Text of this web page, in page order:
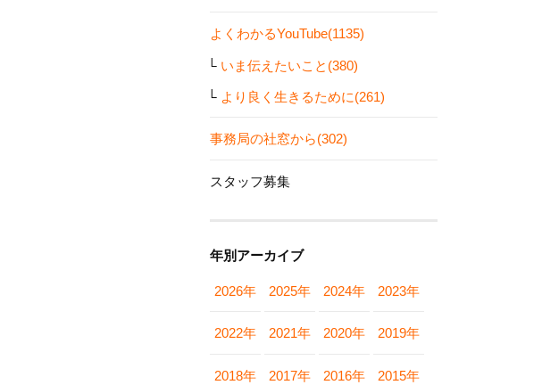
よくわかるYouTube(1135)
いま伝えたいこと(380)
より良く生きるために(261)
事務局の社窓から(302)
スタッフ募集
年別アーカイブ
2026年 2025年 2024年 2023年
2022年 2021年 2020年 2019年
2018年 2017年 2016年 2015年